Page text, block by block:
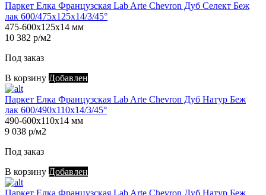
Паркет Елка Французская Lab Arte Chevron Дуб Селект Беж
лак 600/475х125х14/3/45°
475-600х125х14 мм
10 382 р/м2
Под заказ
В корзину Добавлен
Паркет Елка Французская Lab Arte Chevron Дуб Натур Беж
лак 600/490х110х14/3/45°
490-600х110х14 мм
9 038 р/м2
Под заказ
В корзину Добавлен